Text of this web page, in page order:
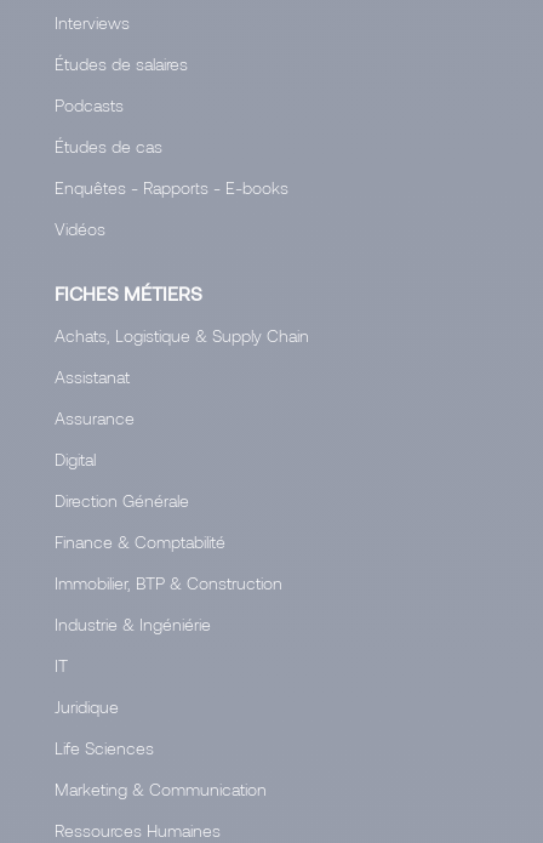
Interviews
Études de salaires
Podcasts
Études de cas
Enquêtes - Rapports - E-books
Vidéos
FICHES MÉTIERS
Achats, Logistique & Supply Chain
Assistanat
Assurance
Digital
Direction Générale
Finance & Comptabilité
Immobilier, BTP & Construction
Industrie & Ingéniérie
IT
Juridique
Life Sciences
Marketing & Communication
Ressources Humaines